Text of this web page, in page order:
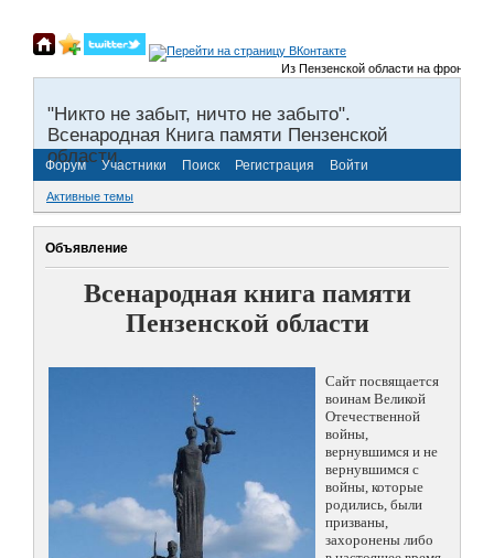
Из Пензенской области на фронты
"Никто не забыт, ничто не забыто".
Всенародная Книга памяти Пензенской
области.
Форум Участники Поиск Регистрация Войти
Активные темы
Объявление
Всенародная книга памяти
Пензенской области
Сайт посвящается
воинам Великой
Отечественной
войны,
вернувшимся и не
вернувшимся с
войны, которые
родились, были
призваны,
захоронены либо